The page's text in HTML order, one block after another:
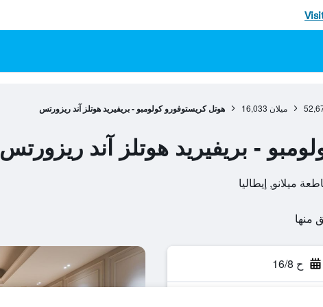
ميلان 16,033 هوتل كريستوفورو كولومبو - بريفيريد هوتلز آند ريزورتس
- بريفيريد هوتلز آند ريزورتس
ح 16/8